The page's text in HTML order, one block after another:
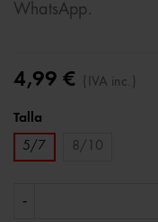
WhatsApp.
4,99 € (IVA inc.)
Talla
5/7
8/10
-